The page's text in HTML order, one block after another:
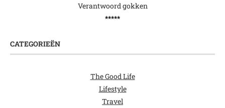
Verantwoord gokken
*****
CATEGORIEËN
The Good Life
Lifestyle
Travel